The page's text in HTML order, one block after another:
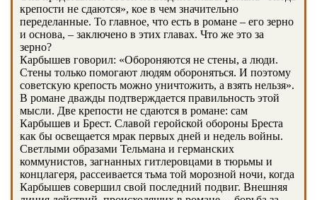
крепости не сдаются», кое в чем значительно
переделанные. То главное, что есть в романе – его зерно
и основа, – заключено в этих главах. Что же это за
зерно?
Карбышев говорил: «Обороняются не стены, а люди.
Стены только помогают людям обороняться. И поэтому
советскую крепость можно уничтожить, а взять нельзя».
В романе дважды подтверждается правильность этой
мысли. Две крепости не сдаются в романе: сам
Карбышев и Брест. Славой геройской обороны Бреста
как бы освещается мрак первых дней и недель войны.
Светлыми образами Тельмана и германских
коммунистов, загнанных гитлеровцами в тюрьмы и
концлагеря, рассеивается тьма той морозной ночи, когда
Карбышев совершил свой последний подвиг. Внешняя